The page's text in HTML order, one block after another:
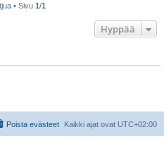
• Sivu 1/1
Hyppää
Kaikki ajat ovat UTC+02:00
Poista evästeet